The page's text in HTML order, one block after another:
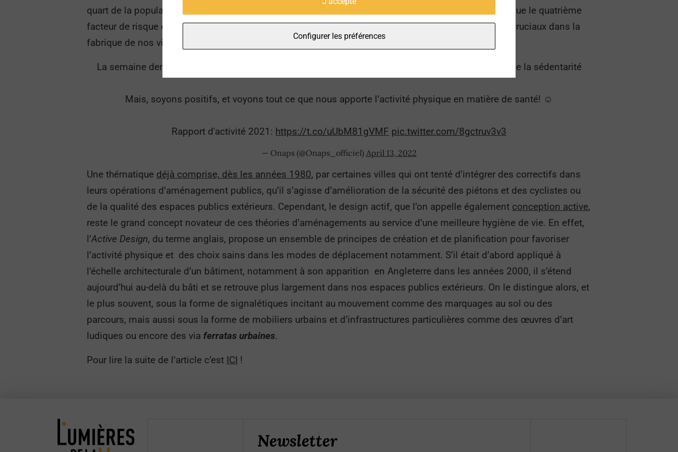
quart de la population adulte mondiale n’est pas suffisamment active ce qui fait de l’inactivité physique le quatrième
facteur de risque de mortalité. Face à ce bilan critique, le sport et la santé sont devenus des enjeux cruciaux dans la
fabrique de nos villes.
La semaine dernière, nous mettions l’accent sur les chiffres alarmants de l’inactivité physique et de la sédentarité
Mais, soyons positifs, et voyons tout ce que nous apporte l’activité physique en matière de santé! ☺️
Rapport d'activité 2021: https://t.co/uUbM81gVMF pic.twitter.com/8gctruv3v3
— Onaps (@Onaps_officiel) April 13, 2022
Une thématique déjà comprise, dès les années 1980, par certaines villes qui ont tenté d’intégrer des correctifs dans
leurs opérations d’aménagement publics, qu’il s’agisse d’amélioration de la sécurité des piétons et des cyclistes ou
de la qualité des espaces publics extérieurs. Cependant, le design actif, que l’on appelle également conception active,
reste le grand concept novateur de ces théories d’aménagements au service d’une meilleure hygiène de vie. En effet,
l’Active Design, du terme anglais, propose un ensemble de principes de création et de planification pour favoriser
l’activité physique et des choix sains dans les modes de déplacement notamment. S’il était d’abord appliqué à
l’échelle architecturale d’un bâtiment, notamment à son apparition en Angleterre dans les années 2000, il s’étend
aujourd’hui au-delà du bâti et se retrouve plus largement dans nos espaces publics extérieurs. On le distingue alors, et
le plus souvent, sous la forme de signalétiques incitant au mouvement comme des marquages au sol ou des
parcours, mais aussi sous la forme de mobiliers urbains et d’infrastructures particulières comme des œuvres d’art
ludiques ou encore des via ferratas urbaines.
Pour lire la suite de l’article c’est ICI !
Newsletter
Configurer les préférences